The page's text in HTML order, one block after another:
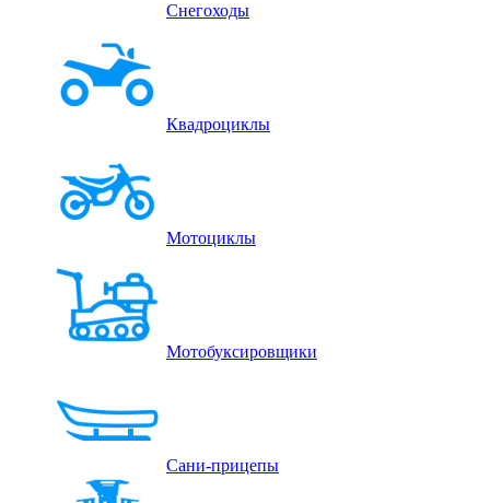
Снегоходы
Квадроциклы
Мотоциклы
Мотобуксировщики
Сани-прицепы